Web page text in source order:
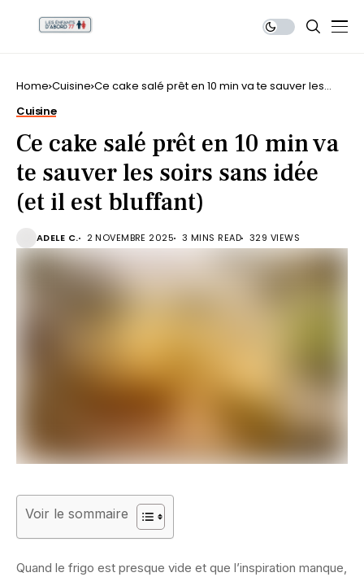
Home Cuisine Ce cake salé prêt en 10 min va te sauver les
Cuisine
Ce cake salé prêt en 10 min va
te sauver les soirs sans idée
(et il est bluffant)
ADELE C. 2 NOVEMBRE 2025 3 MINS READ 329 VIEWS
Voir le sommaire
Quand le frigo est presque vide et que l’inspiration manque,